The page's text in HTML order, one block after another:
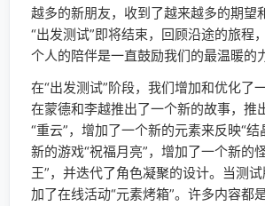
越多的新朋友，收到了越来越多的期望
“出发测试”即将结束，回顾沿途的旅程
个人的陪伴是一直鼓励我们的最温暖的
在“出发测试”阶段，我们增加和优化了
在蒙德和李越推出了一个新的故事，推
“重云”，增加了一个新的元素来反映“
新的游戏“祝福月亮”，增加了一个新的
王”，并迭代了角色凝聚的设计。当测
加了在线活动“元素烤箱”。许多内容都